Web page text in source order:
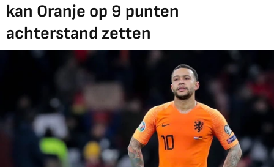
kan Oranje op 9 punten
achterstand zetten